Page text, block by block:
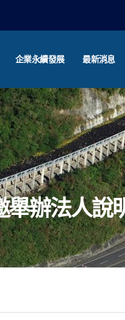
企業永續發展 最新消息
舉辦法人說